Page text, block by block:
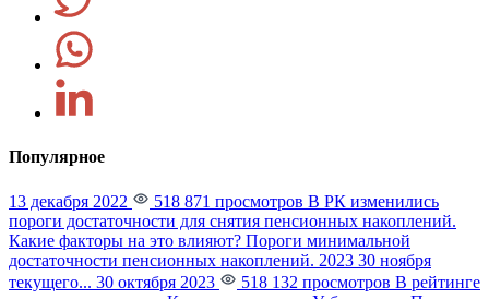
Популярное
13 декабря 2022 518 871 просмотров В РК изменились
пороги достаточности для снятия пенсионных накоплений.
Какие факторы на это влияют? Пороги минимальной
достаточности пенсионных накоплений. 2023 30 ноября
текущего... 30 октября 2023 518 132 просмотров В рейтинге